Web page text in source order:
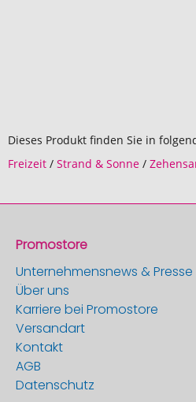
Dieses Produkt finden Sie in
Freizeit / Strand & Sonne /
Promostore
Unternehmensnews & Presse
Über uns
Karriere bei Promostore
Versandart
Kontakt
AGB
Datenschutz